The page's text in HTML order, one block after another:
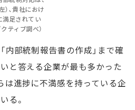
、貴社におけ
満足されてい
ティブ調べ）
内部統制報告書の作成」まで確
と答える企業が最も多かった
は進捗に不満感を持っている企
る。